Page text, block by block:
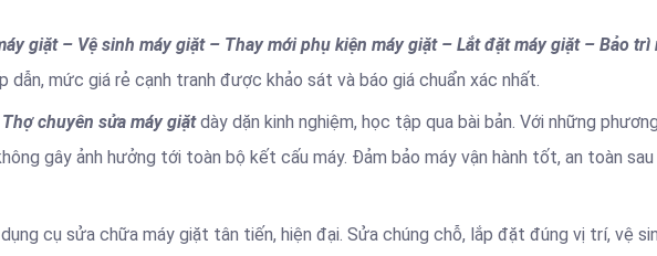
giặt – Vệ sinh máy giặt – Thay mới phụ kiện máy giặt – Lắt đặt máy giặt – Bảo trì
dẫn, mức giá rẻ cạnh tranh được khảo sát và báo giá chuẩn xác nhất.
Thợ chuyên sửa máy giặt dày dặn kinh nghiệm, học tập qua bài bản. Với những phương
gây ảnh hưởng tới toàn bộ kết cấu máy. Đảm bảo máy vận hành tốt, an toàn sau
cụ sửa chữa máy giặt tân tiến, hiện đại. Sửa chúng chỗ, lắp đặt đúng vị trí, vệ